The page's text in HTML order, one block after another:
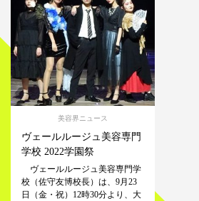
美容界ニュース
ヴェールルージュ美容専門
学校 2022学園祭
ヴェールルージュ美容専門学
校（佐守友博校長）は、9月23
日（金・祝）12時30分より、大